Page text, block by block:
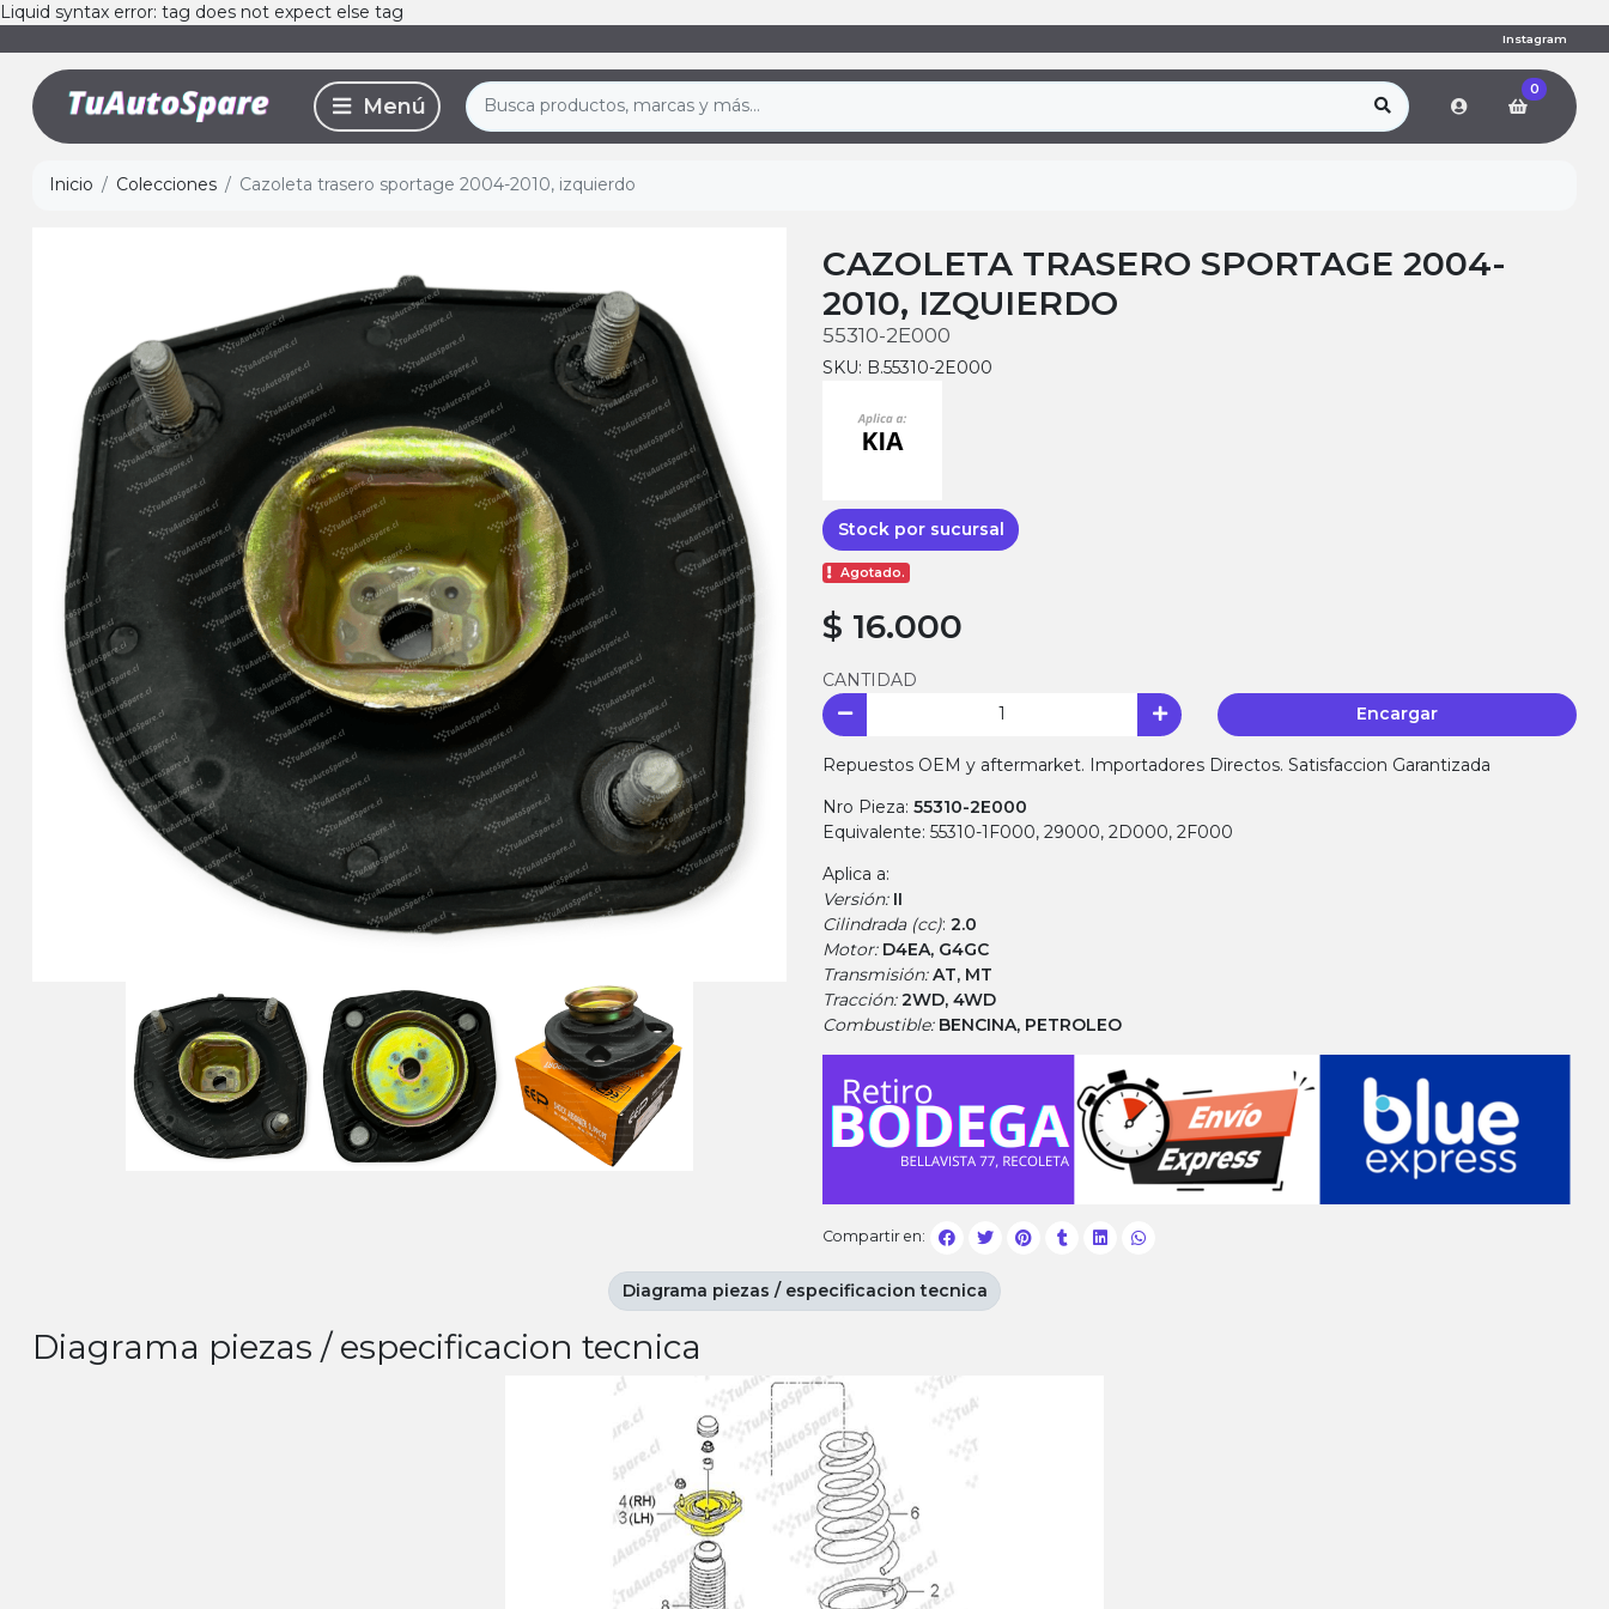
Liquid syntax error: tag does not expect else tag
Instagram
0
Inicio Colecciones Cazoleta trasero sportage 2004-2010, izquierdo
CAZOLETA TRASERO SPORTAGE 2004-
2010, IZQUIERDO
55310-2E000
SKU: B.55310-2E000
Stock por sucursal
Agotado.
$ 16.000
CANTIDAD
Encargar
Repuestos OEM y aftermarket. Importadores Directos. Satisfaccion Garantizada
Nro Pieza: 55310-2E000
Equivalente: 55310-1F000, 29000, 2D000, 2F000
Aplica a:
Versión: II
Cilindrada (cc): 2.0
Motor: D4EA, G4GC
Transmisión:AT, MT
Tracción:2WD, 4WD
Combustible: BENCINA, PETROLEO
Compartir en:
Diagrama piezas / especificacion tecnica
Diagrama piezas / especificacion tecnica